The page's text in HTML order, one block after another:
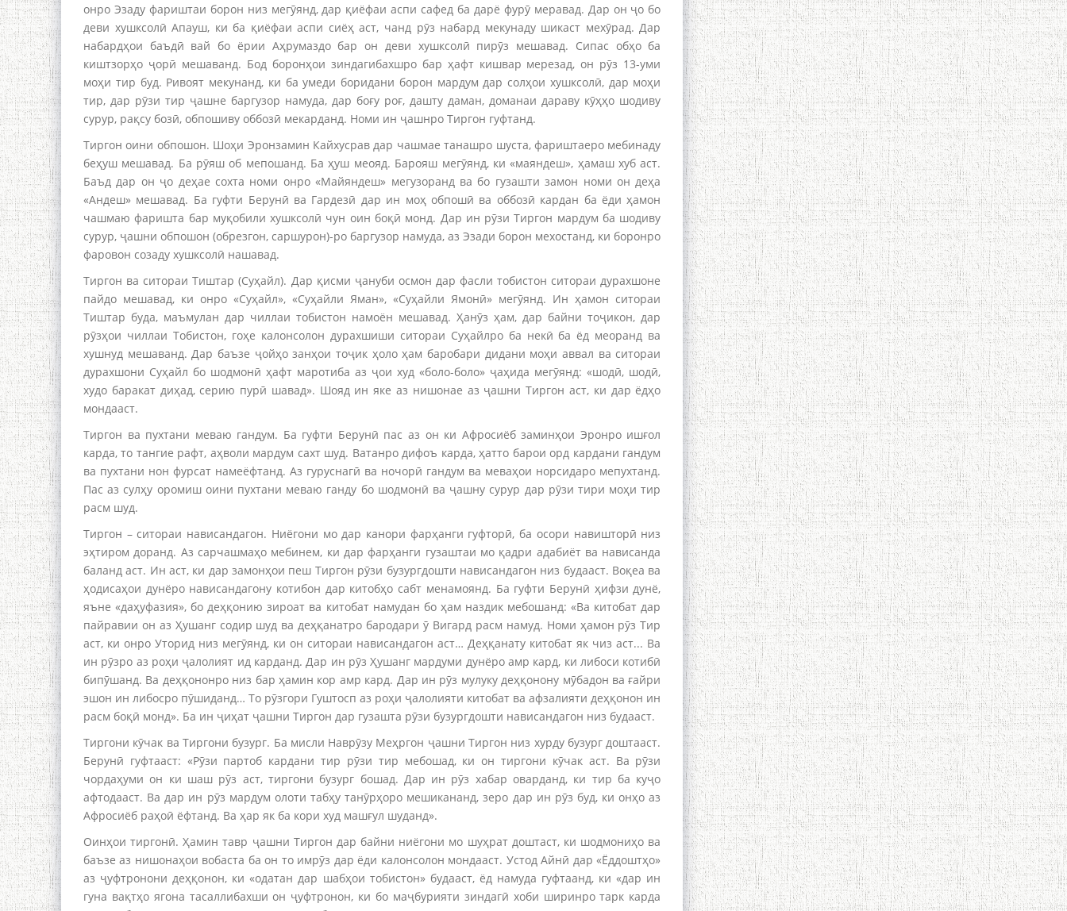
онро Эзаду фариштаи борон низ мегӯянд, дар қиёфаи аспи сафед ба дарё фурӯ меравад. Дар он ҷо бо
деви хушксолӣ Апауш, ки ба қиёфаи аспи сиёҳ аст, чанд рӯз набард мекунаду шикаст мехӯрад. Дар
набардҳои баъдӣ вай бо ёрии Аҳрумаздо бар он деви хушксолӣ пирӯз мешавад. Сипас обҳо ба
киштзорҳо ҷорӣ мешаванд. Бод боронҳои зиндагибахшро бар ҳафт кишвар мерезад, он рӯз 13-уми
моҳи тир буд. Ривоят мекунанд, ки ба умеди боридани борон мардум дар солҳои хушксолӣ, дар моҳи
тир, дар рӯзи тир ҷашне баргузор намуда, дар боғу роғ, дашту даман, доманаи дараву кӯҳҳо шодиву
сурур, рақсу бозӣ, обпошиву оббозӣ мекарданд. Номи ин ҷашнро Тиргон гуфтанд.
Тиргон оини обпошон. Шоҳи Эронзамин Кайхусрав дар чашмае танашро шуста, фариштаеро мебинаду
беҳуш мешавад. Ба рӯяш об мепошанд. Ба ҳуш меояд. Барояш мегӯянд, ки «маяндеш», ҳамаш хуб аст.
Баъд дар он ҷо деҳае сохта номи онро «Майяндеш» мегузоранд ва бо гузашти замон номи он деҳа
«Андеш» мешавад. Ба гуфти Берунӣ ва Гардезӣ дар ин моҳ обпошӣ ва оббозӣ кардан ба ёди ҳамон
чашмаю фаришта бар муқобили хушксолӣ чун оин боқӣ монд. Дар ин рӯзи Тиргон мардум ба шодиву
сурур, ҷашни обпошон (обрезгон, саршурон)-ро баргузор намуда, аз Эзади борон мехостанд, ки боронро
фаровон созаду хушксолӣ нашавад.
Тиргон ва ситораи Тиштар (Суҳайл). Дар қисми ҷануби осмон дар фасли тобистон ситораи дурахшоне
пайдо мешавад, ки онро «Суҳайл», «Суҳайли Яман», «Суҳайли Ямонӣ» мегӯянд. Ин ҳамон ситораи
Тиштар буда, маъмулан дар чиллаи тобистон намоён мешавад. Ҳанӯз ҳам, дар байни тоҷикон, дар
рӯзҳои чиллаи Тобистон, гоҳе калонсолон дурахшиши ситораи Суҳайлро ба некӣ ба ёд меоранд ва
хушнуд мешаванд. Дар баъзе ҷойҳо занҳои тоҷик ҳоло ҳам баробари дидани моҳи аввал ва ситораи
дурахшони Суҳайл бо шодмонӣ ҳафт маротиба аз ҷои худ «боло-боло» ҷаҳида мегӯянд: «шодӣ, шодӣ,
худо баракат диҳад, серию пурӣ шавад». Шояд ин яке аз нишонае аз ҷашни Тиргон аст, ки дар ёдҳо
мондааст.
Тиргон ва пухтани меваю гандум. Ба гуфти Берунӣ пас аз он ки Афросиёб заминҳои Эронро ишғол
карда, то тангие рафт, аҳволи мардум сахт шуд. Ватанро дифоъ карда, ҳатто барои орд кардани гандум
ва пухтани нон фурсат намеёфтанд. Аз гуруснагӣ ва ночорӣ гандум ва меваҳои норсидаро мепухтанд.
Пас аз сулҳу оромиш оини пухтани меваю ганду бо шодмонӣ ва ҷашну сурур дар рӯзи тири моҳи тир
расм шуд.
Тиргон – ситораи нависандагон. Ниёгони мо дар канори фарҳанги гуфторӣ, ба осори навишторӣ низ
эҳтиром доранд. Аз сарчашмаҳо мебинем, ки дар фарҳанги гузаштаи мо қадри адабиёт ва нависанда
баланд аст. Ин аст, ки дар замонҳои пеш Тиргон рӯзи бузургдошти нависандагон низ будааст. Воқеа ва
ҳодисаҳои дунёро нависандагону котибон дар китобҳо сабт менамоянд. Ба гуфти Берунӣ ҳифзи дунё,
яъне «даҳуфазия», бо деҳқонию зироат ва китобат намудан бо ҳам наздик мебошанд: «Ва китобат дар
пайравии он аз Ҳушанг содир шуд ва деҳқанатро бародари ӯ Вигард расм намуд. Номи ҳамон рӯз Тир
аст, ки онро Уторид низ мегӯянд, ки он ситораи нависандагон аст… Деҳқанату китобат як чиз аст... Ва
ин рӯзро аз роҳи ҷалолият ид карданд. Дар ин рӯз Ҳушанг мардуми дунёро амр кард, ки либоси котибӣ
бипӯшанд. Ва деҳқононро низ бар ҳамин кор амр кард. Дар ин рӯз мулуку деҳқонону мӯбадон ва ғайри
эшон ин либосро пӯшиданд… То рӯзгори Гуштосп аз роҳи ҷалолияти китобат ва афзалияти деҳқонон ин
расм боқӣ монд». Ба ин ҷиҳат ҷашни Тиргон дар гузашта рӯзи бузургдошти нависандагон низ будааст.
Тиргони кӯчак ва Тиргони бузург. Ба мисли Наврӯзу Меҳргон ҷашни Тиргон низ хурду бузург доштааст.
Берунӣ гуфтааст: «Рӯзи партоб кардани тир рӯзи тир мебошад, ки он тиргони кӯчак аст. Ва рӯзи
чордаҳуми он ки шаш рӯз аст, тиргони бузург бошад. Дар ин рӯз хабар оварданд, ки тир ба куҷо
афтодааст. Ва дар ин рӯз мардум олоти табҳу танӯрҳоро мешикананд, зеро дар ин рӯз буд, ки онҳо аз
Афросиёб раҳоӣ ёфтанд. Ва ҳар як ба кори худ машғул шуданд».
Оинҳои тиргонӣ. Ҳамин тавр ҷашни Тиргон дар байни ниёгони мо шуҳрат доштаст, ки шодмониҳо ва
баъзе аз нишонаҳои вобаста ба он то имрӯз дар ёди калонсолон мондааст. Устод Айнӣ дар «Ёддоштҳо»
аз ҷуфтронони деҳқонон, ки «одатан дар шабҳои тобистон» будааст, ёд намуда гуфтаанд, ки «дар ин
гуна вақтҳо ягона тасаллибахши он ҷуфтронон, ки бо маҷбурияти зиндагӣ хоби ширинро тарк карда
4-уми декабр- зодрӯзи шоири
абадзинда Абулқосим Лоҳутӣ
АБУЛҚОСИМ ЛОҲУТӢ / ABULQOSIM
LOHUTY/
Что знают в Ташкенте о Мирзо
Турсунзаде, чьим именем назвали
станцию метро?
Осорхонаи Мирзо Турсунзода
Каратог
110 солагии шоири халқии
Тоҷикистон Мирзо Турсунзода / Mirzo
Tursunzoda